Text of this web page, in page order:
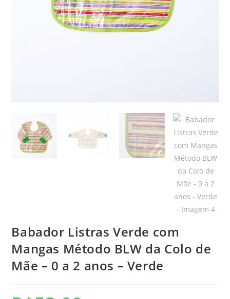
Babador Listras Verde com
Mangas Método BLW da Colo de
Mãe – 0 a 2 anos – Verde